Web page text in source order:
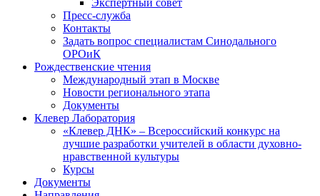
Экспертный совет
Пресс-служба
Контакты
Задать вопрос специалистам Синодального
ОРОиК
Рождественские чтения
Международный этап в Москве
Новости регионального этапа
Документы
Клевер Лаборатория
«Клевер ДНК» – Всероссийский конкурс на
лучшие разработки учителей в области духовно-
нравственной культуры
Курсы
Документы